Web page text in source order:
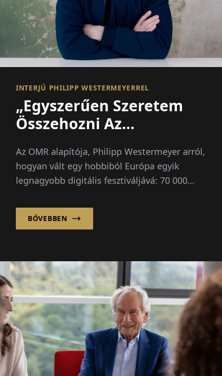
INTERJÚ PHILIPP WESTERMEYERREL
„Egyszerűen Szeretem
Összehozni Az
Az OMR alapítója, Philipp Westermeyer arról,
hogyan vált egy hobbiból Európa egyik
legnagyobb digitális fesztiváljává: 70 000
nagyszabású terv.
BŐVEBBEN